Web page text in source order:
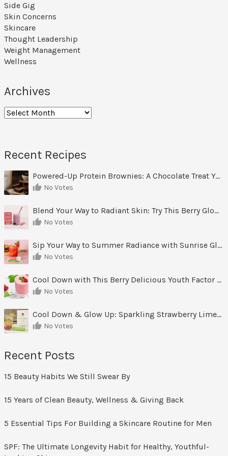
Side Gig
Skin Concerns
Skincare
Thought Leadership
Weight Management
Wellness
Archives
Recent Recipes
Powered-Up Protein Brownies: A Chocolate Treat You Can Feel Good About
No Votes
Blend Your Way to Radiant Skin: Try This Berry Glow-Up Smoothie
No Votes
Sip Your Way to Summer Radiance with Sunrise Glow Lemonade
No Votes
Cool Down with This Berry Delicious Youth Factor Frozen Yogurt
No Votes
Cool Down & Glow Up: Sparkling Strawberry Limeade
No Votes
Recent Posts
15 Beauty Habits We Still Swear By
15 Years of Clean Beauty, Wellness & Giving Back
5 Essential Tips For Building a Skincare Routine for Men
SPF: The Ultimate Longevity Habit for Healthy, Youthful-